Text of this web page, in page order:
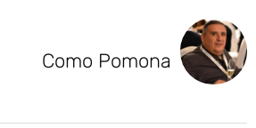
Como Pomona